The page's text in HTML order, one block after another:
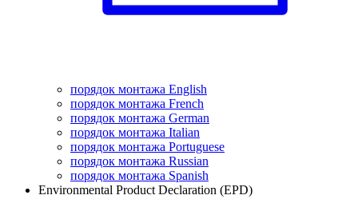
порядок монтажа English
порядок монтажа French
порядок монтажа German
порядок монтажа Italian
порядок монтажа Portuguese
порядок монтажа Russian
порядок монтажа Spanish
Environmental Product Declaration (EPD)